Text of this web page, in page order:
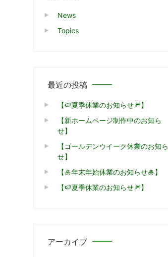
News
Topics
最近の投稿
【🍉夏季休業のお知らせ🎆】
【新ホームページ制作中のお知ら
せ】
【ゴールデンウイーク休業のお知ら
せ】
【🎍年末年始休業のお知らせ🎍】
【🍉夏季休業のお知らせ🎆】
アーカイブ